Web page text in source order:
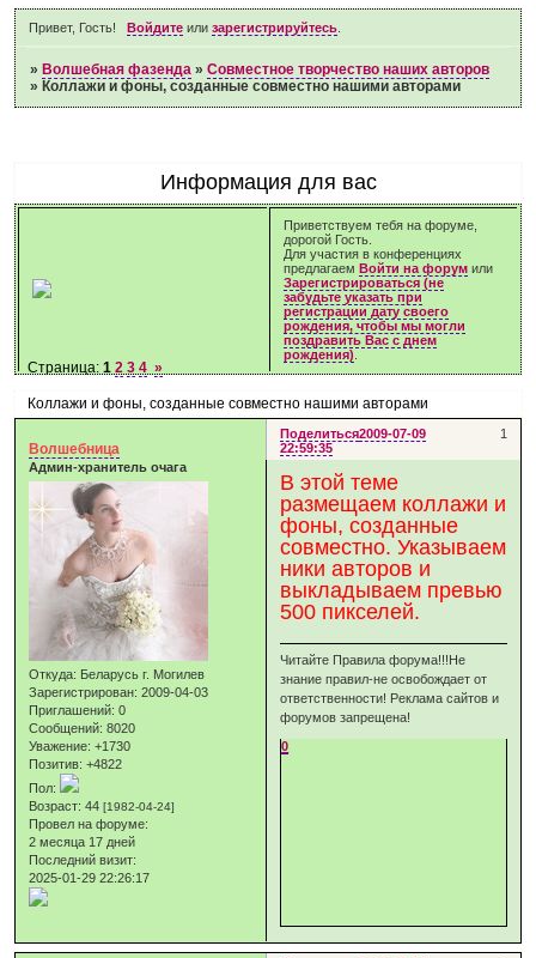
Привет, Гость! Войдитеили зарегистрируйтесь.
» Волшебная фазенда »Совместное творчество наших авторов
» Коллажи и фоны, созданные совместно нашими авторами
Информация для вас
Приветствуем тебя на форуме,
дорогой Гость.
Для участия в конференциях
предлагаемВойти на форум или
Зарегистрироваться (не
забудьте указать при
регистрации дату своего
рождения, чтобы мы могли
поздравить Вас с днем
рождения)
Коллажи и фоны, созданные совместно нашими авторами
Страница:1 2 3 4 »
Поделиться 1
2009-07-09
22:59:35
Волшебница
Админ-хранитель очага
Откуда: Беларусь г. Могилев
Зарегистрирован: 2009-04-03
Приглашений: 0
Сообщений: 8020
Уважение: +1730
Позитив: +4822
Пол:
Возраст: 44[1982-04-24]
Провел на форуме:
2 месяца 17 дней
Последний визит:
2025-01-29 22:26:17
В этой теме
размещаем коллажи и
фоны, созданные
совместно. Указываем
ники авторов и
выкладываем превью
500 пикселей.
Читайте Правила форума!!!Не
знание правил-не освобождает от
ответственности! Реклама сайтов и
форумов запрещена!
0